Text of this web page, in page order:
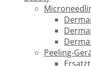
Peeling-